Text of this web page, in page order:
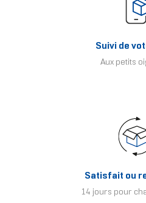
Suivi de
Aux petits
Satisfait ou
14 jours pour